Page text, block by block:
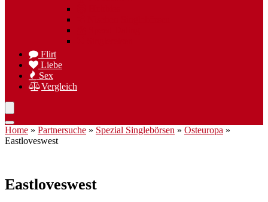
Flirt
Liebe
Sex
Vergleich
Home » Partnersuche » Spezial Singlebörsen » Osteuropa »
Eastloveswest
Eastloveswest